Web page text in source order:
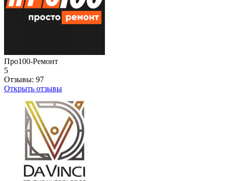
Про100-Ремонт
5
Отзывы: 97
Открыть отзывы